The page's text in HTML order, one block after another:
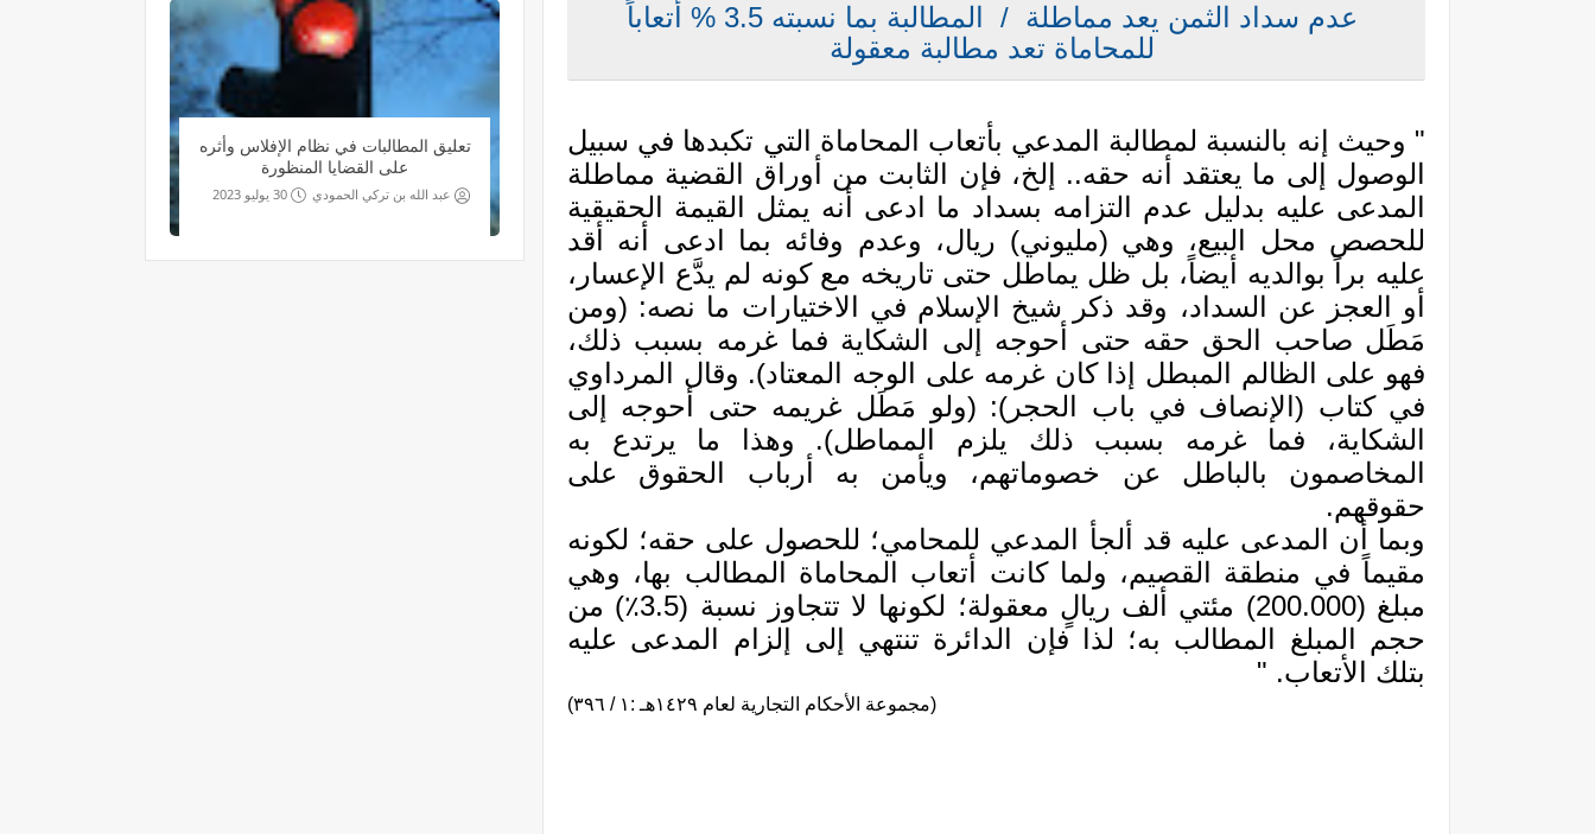
عدم سداد الثمن يعد مماطلة /
المطالبة بما نسبته 3.5 % أتعاباً
للمحاماة تعد مطالبة معقولة
" وحيث إنه بالنسبة لمطالبة المدعي بأتعاب المحاماة التي تكبدها في سبيل
الوصول إلى ما يعتقد أنه حقه.. إلخ، فإن الثابت من أوراق القضية مماطلة
المدعى عليه بدليل عدم التزامه بسداد ما ادعى أنه يمثل القيمة الحقيقية
للحصص محل البيع، وهي (مليوني) ريال، وعدم وفائه بما ادعى أنه أقد
عليه براً بوالديه أيضاً، بل ظل يماطل حتى تاريخه مع كونه لم يدَّع الإعسار،
أو العجز عن السداد، وقد ذكر شيخ الإسلام في الاختيارات ما نصه: (ومن
مَطَل صاحب الحق حقه حتى أحوجه إلى الشكاية فما غرمه بسبب ذلك،
فهو على الظالم المبطل إذا كان غرمه على الوجه المعتاد). وقال المرداوي
في كتاب (الإنصاف في باب الحجر): (ولو مَطَل غريمه حتى أحوجه إلى
الشكاية، فما غرمه بسبب ذلك يلزم المماطل). وهذا ما يرتدع به
المخاصمون بالباطل عن خصوماتهم، ويأمن به أرباب الحقوق على
حقوقهم.
وبما أن المدعى عليه قد ألجأ المدعي للمحامي؛ للحصول على حقه؛ لكونه
مقيماً في منطقة القصيم، ولما كانت أتعاب المحاماة المطالب بها، وهي
مبلغ (200.000) مئتي ألف ريالٍ معقولة؛ لكونها لا تتجاوز نسبة (3.5٪) من
حجم المبلغ المطالب به؛ لذا فإن الدائرة تنتهي إلى إلزام المدعى عليه
بتلك الأتعاب. "
(مجموعة الأحكام التجارية لعام ١٤٢٩هـ :١ / ٣٩٦)
تعليق المطالبات في نظام الإفلاس وأثره
على القضايا المنظورة
عبد الله بن تركي الحمودي 30 يوليو 2023